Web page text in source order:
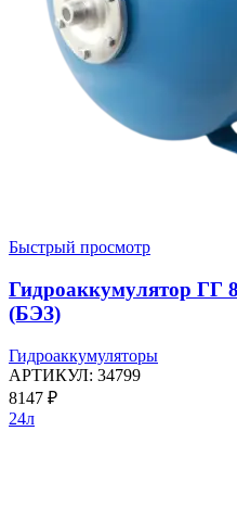
Быстрый просмотр
Гидроаккумулятор ГГ
(БЭЗ)
Гидроаккумуляторы
АРТИКУЛ: 34799
8147 ₽
24л